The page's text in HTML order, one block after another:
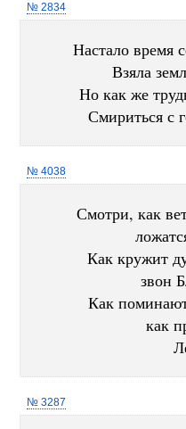
№ 2834
Настало время
Взяла
Но как же
Смириться с
№ 4038
Смотри, как
Как кружит
звон
Как
как
№ 3287